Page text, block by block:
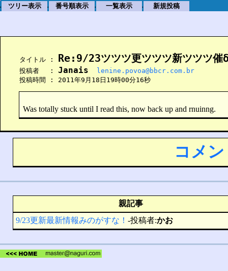
. ツリー表示 . 番号順表示 . 一覧表示 . 新規投稿
    タイトル :
Re:9/23ツツツ更ツツツ新ツツツ催
    投稿者　 :
Janais
lenine.povoa@bbcr.com.br
    投稿時間 : 2011年9月18日19時00分16秒
Was totally stuck until I read this, now back up and rnuinng.
コメ
親記事
9/23更新最新情報みのがすな！ -投稿者:かお